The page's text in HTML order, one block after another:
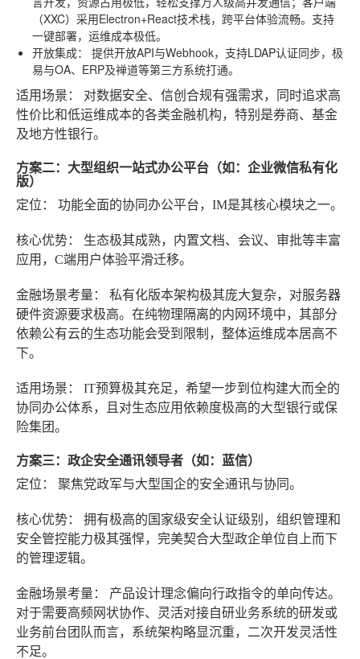
（XXC）采用Electron+React技术栈，跨平台体验流畅。支持
一键部署，运维成本极低。
开放集成：
提供开放API与Webhook，支持LDAP认证同步，极
易与OA、ERP及禅道等第三方系统打通。
适用场景：
对数据安全、信创合规有强需求，同时追求高
性价比和低运维成本的各类金融机构，特别是券商、基金
及地方性银行。
方案二：大型组织一站式办公平台（如：企业微信私有化
版）
定位： 功能全面的协同办公平台，IM是其核心模块之一。
核心优势：
生态极其成熟，内置文档、会议、审批等丰富
应用，C端用户体验平滑迁移。
金融场景考量：
私有化版本架构极其庞大复杂，对服务器
硬件资源要求极高。在纯物理隔离的内网环境中，其部分
依赖公有云的生态功能会受到限制，整体运维成本居高不
下。
适用场景：
IT预算极其充足，希望一步到位构建大而全的
协同办公体系，且对生态应用依赖度极高的大型银行或保
险集团。
方案三：政企安全通讯领导者（如：蓝信）
定位： 聚焦党政军与大型国企的安全通讯与协同。
核心优势：
拥有极高的国家级安全认证级别，组织管理和
安全管控能力极其强悍，完美契合大型政企单位自上而下
的管理逻辑。
金融场景考量：
产品设计理念偏向行政指令的单向传达。
对于需要高频网状协作、灵活对接自研业务系统的研发或
业务前台团队而言，系统架构略显沉重，二次开发灵活性
不足。